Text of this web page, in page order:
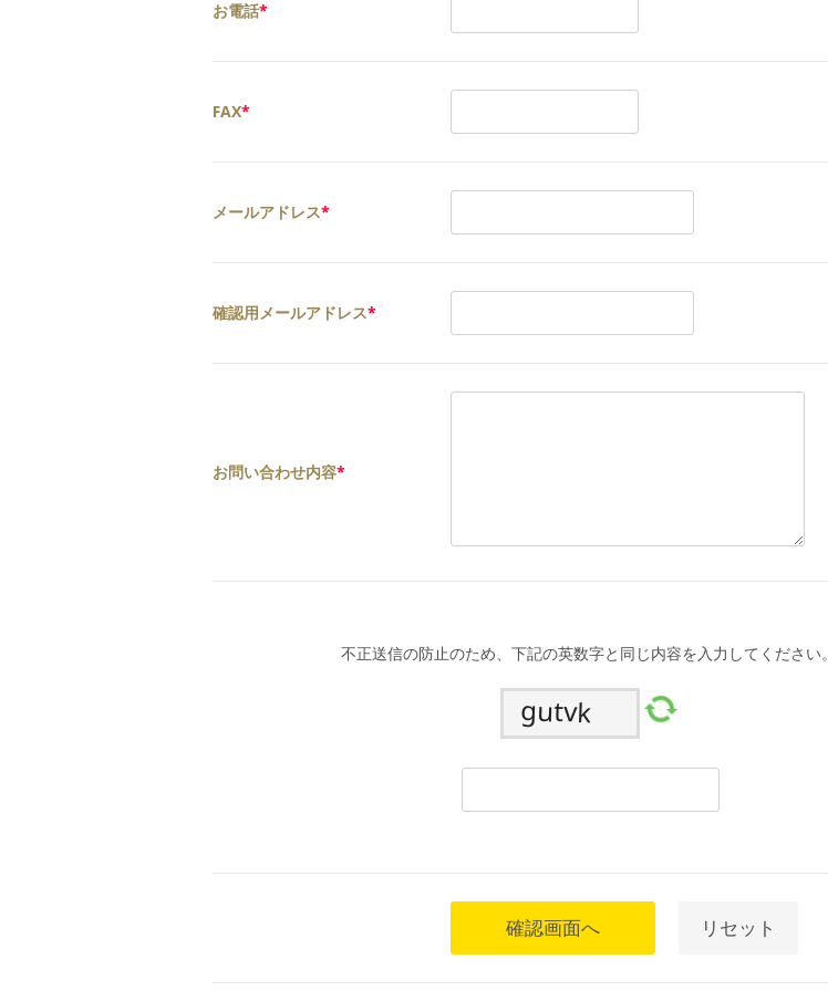
お電話*
FAX*
メールアドレス*
確認用メールアドレス*
お問い合わせ内容*
不正送信の防止のため、下記の英数字と同じ内容を入力してください。